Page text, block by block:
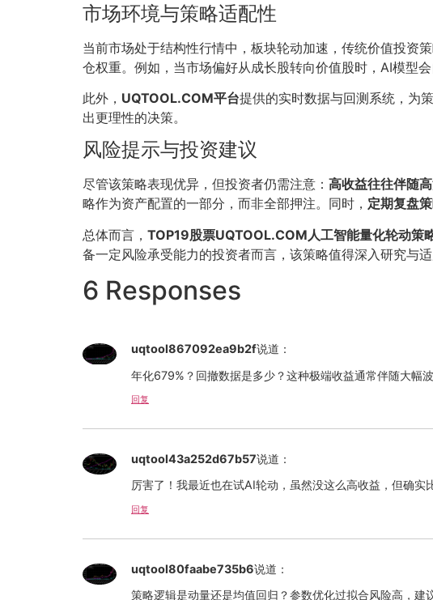
市场环境与策略适配性
当前市场处于结构性行情中，板块轮动加速，传统价值投资
仓权重。例如，当市场偏好从成长股转向价值股时，AI模型
此外， UQTOOL.COM平台提供的实时数据与回测系统，为
出更理性的决策。
风险提示与投资建议
尽管该策略表现优异，但投资者仍需注意： 高收益往往伴随
略作为资产配置的一部分，而非全部押注。同时， 定期复盘
总体而言， TOP19股票UQTOOL.COM人工智能量化轮动策
备一定风险承受能力的投资者而言，该策略值得深入研究与
6 Responses
uqtool867092ea9b2f说道：
年化679%？回撤数据是多少？这种极端收益通常伴随大幅
回复
uqtool43a252d67b57说道：
厉害了！我最近也在试AI轮动，虽然没这么高收益，但确实
回复
uqtool80faabe735b6说道：
策略逻辑是动量还是均值回归？参数优化过拟合风险高，建